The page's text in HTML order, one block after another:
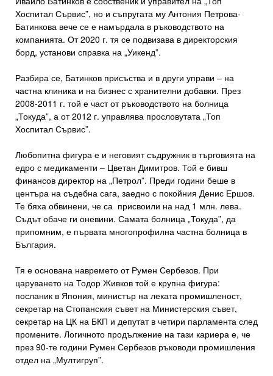
Хоспитал Сървис”, но и съпругата му Антония Петрова-
Батинкова вече се е намърдала в ръководството на
компанията. От 2020 г. тя се подвизава в директорския
борд, установи справка на „Уикенд”.
Разбира се, Батинков присъства и в други управи – на
частна клиника и на бизнес с хранителни добавки. През
2008-2011 г. той е част от ръководството на болница
„Токуда”, а от 2012 г. управлява прословутата „Топ
Хоспитал Сървис”.
Любопитна фигура е и неговият съдружник в търговията на
едро с медикаменти – Цветан Димитров. Той е бивш
финансов директор на „Петрол”. Преди години беше в
центъра на съдебна сага, заедно с покойния Денис Ершов.
Те бяха обвинени, че са присвоили на над 1 млн. лева.
Съдът обаче ги оневини. Самата болница „Токуда”, да
припомним, е първата многопрофилна частна болница в
България.
Тя е основана навремето от Румен Сербезов. При
царуването на Тодор Живков той е крупна фигура:
посланик в Япония, министър на леката промишленост,
секретар на Стопанския съвет на Министерския съвет,
секретар на ЦК на БКП и депутат в четири парламента след
промените. Логичното продължение на тази кариера е, че
през 90-те години Румен Сербезов ръководи промишления
отдел на „Мултигруп”.